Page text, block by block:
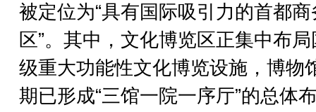
被定位为“具有国际吸引力的首都
区”。其中，文化博览区正集中布
级重大功能性文化博览设施，博物
期已形成“三馆一院一序厅”的总体